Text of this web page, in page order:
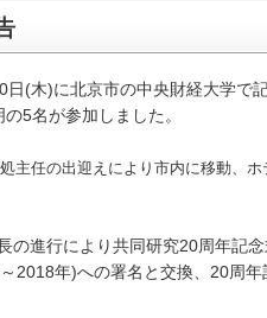
(木)に北京市の中央財経大学で
5名が参加しました。
主任の出迎えにより市内に移動、
進行により共同研究20周年記
2018年)への署名と交換、20周年